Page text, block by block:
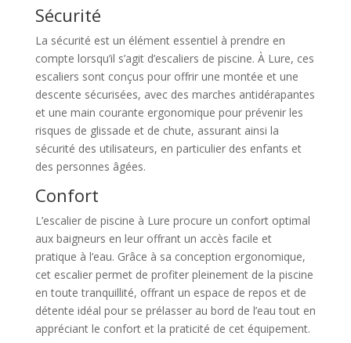
Sécurité
La sécurité est un élément essentiel à prendre en
compte lorsqu’il s’agit d’escaliers de piscine. À Lure, ces
escaliers sont conçus pour offrir une montée et une
descente sécurisées, avec des marches antidérapantes
et une main courante ergonomique pour prévenir les
risques de glissade et de chute, assurant ainsi la
sécurité des utilisateurs, en particulier des enfants et
des personnes âgées.
Confort
L’escalier de piscine à Lure procure un confort optimal
aux baigneurs en leur offrant un accès facile et
pratique à l’eau. Grâce à sa conception ergonomique,
cet escalier permet de profiter pleinement de la piscine
en toute tranquillité, offrant un espace de repos et de
détente idéal pour se prélasser au bord de l’eau tout en
appréciant le confort et la praticité de cet équipement.